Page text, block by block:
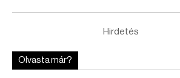
Hirdetés
Olvasta már?